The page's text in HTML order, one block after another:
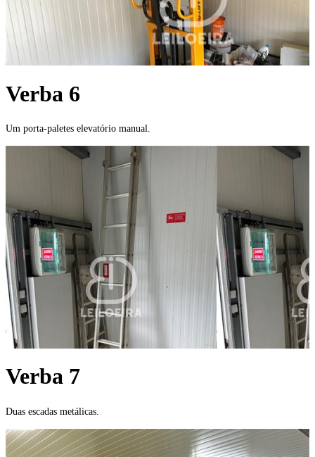
Verba 6
Um porta-paletes elevatório manual.
Verba 7
Duas escadas metálicas.